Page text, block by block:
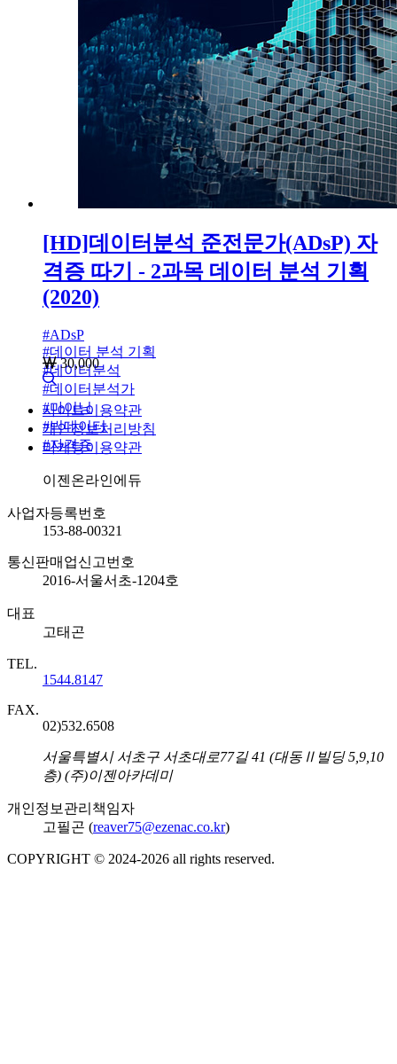
[HD]데이터분석 준전문가(ADsP) 자
격증 따기 - 2과목 데이터 분석 기획
(2020)
#ADsP
#데이터 분석 기획
#데이터분석
#데이터분석가
#마이닝
#빅데이터
#자격증
30,000
사이트이용약관
개인정보처리방침
마케팅이용약관
회사명이젠온라인에듀
사업자등록번호
153-88-00321
통신판매업신고번호
2016-서울서초-1204호
대표
고태곤
TEL.
1544.8147
FAX.
02)532.6508
서울특별시 서초구 서초대로77길 41 (대동Ⅱ빌딩 5,9,10
층) (주)이젠아카데미
개인정보관리책임자
고필곤 (reaver75@ezenac.co.kr)
COPYRIGHT © 2024-2026 all rights reserved.